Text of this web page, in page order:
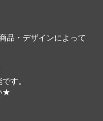
品・デザインによって
す。
★